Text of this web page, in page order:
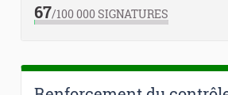
67/100 000SIGNATURES